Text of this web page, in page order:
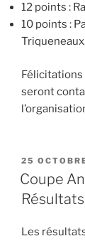
12 points :
10 points :
Félicitations
seront
PUBLIÉ
LE
25
Coupe
Résultats
Les